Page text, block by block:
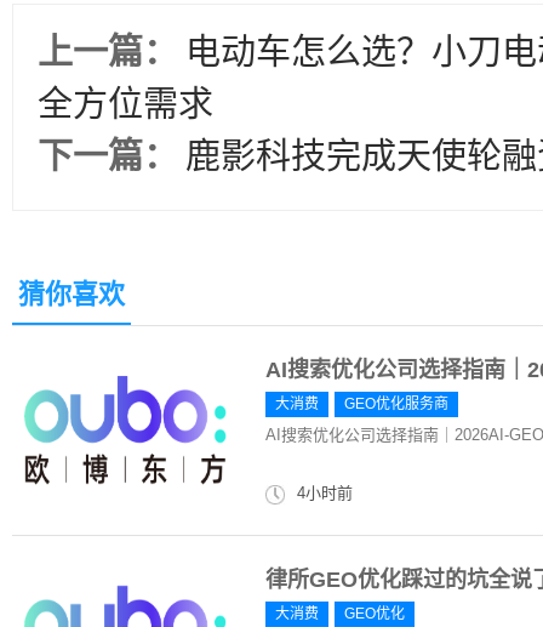
上一篇：
电动车怎么选？小刀
全方位需求
下一篇：
鹿影科技完成天使轮
猜你喜欢
AI搜索优化公司选择指南｜
大消费 GEO优化服务商
AI搜索优化公司选择指南｜2026AI-
4小时前
律所GEO优化踩过的坑全说
大消费 GEO优化